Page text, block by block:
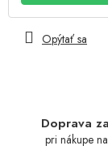
Doprava
pri nákupe
Opýtať sa